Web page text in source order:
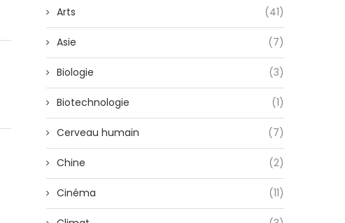
Arts (41)
Asie (7)
Biologie (3)
Biotechnologie (1)
Cerveau humain (7)
Chine (2)
Cinéma (11)